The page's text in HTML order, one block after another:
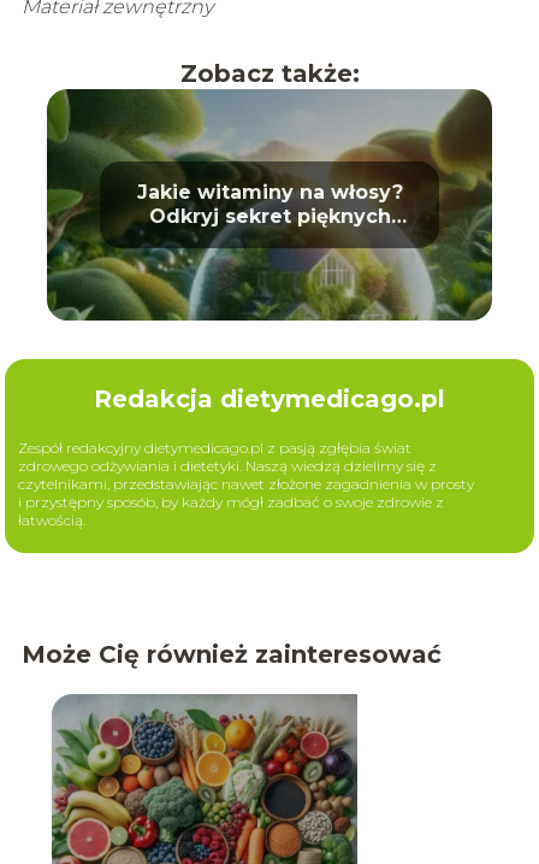
Materiał zewnętrzny
Zobacz także:
Jakie witaminy na włosy?
Odkryj sekret pięknych
loków
Redakcja dietymedicago.pl
Zespół redakcyjny dietymedicago.pl z pasją zgłębia świat
zdrowego odżywiania i dietetyki. Naszą wiedzą dzielimy się z
czytelnikami, przedstawiając nawet złożone zagadnienia w prosty
i przystępny sposób, by każdy mógł zadbać o swoje zdrowie z
łatwością.
Może Cię również zainteresować